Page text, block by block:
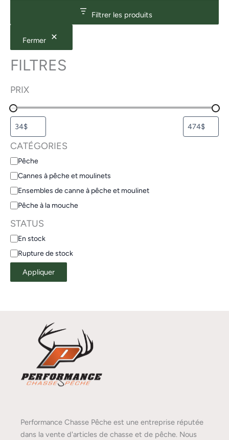
Filtrer les produits
Fermer
FILTRES
PRIX
CATÉGORIES
Pêche
Cannes à pêche et moulinets
Ensembles de canne à pêche et moulinet
Pêche à la mouche
STATUS
En stock
Rupture de stock
Appliquer
Performance Chasse Pêche est une entreprise réputée
dans la vente d'articles de chasse et de pêche. Nous